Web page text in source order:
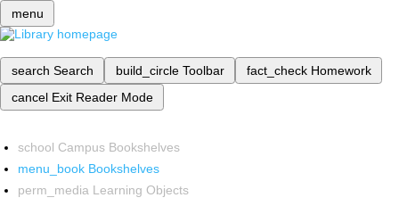
menu
search Search build_circle Toolbar fact_check Homework
cancel Exit Reader Mode
school Campus Bookshelves
menu_book Bookshelves
perm_media Learning Objects